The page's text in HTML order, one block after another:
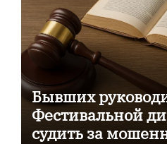
Бывших
Фестивальной
судить за